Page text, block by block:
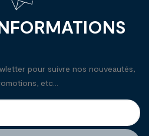
pour suivre nos nouveautés,
etc...